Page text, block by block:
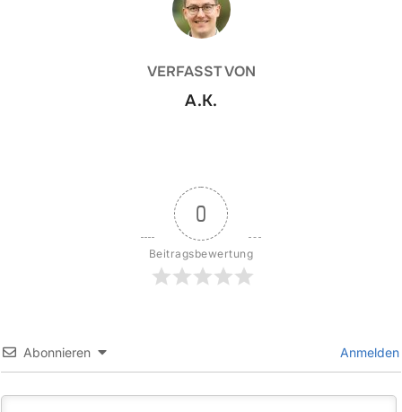
VERFASST VON
A.K.
0
Beitragsbewertung
Abonnieren Anmelden